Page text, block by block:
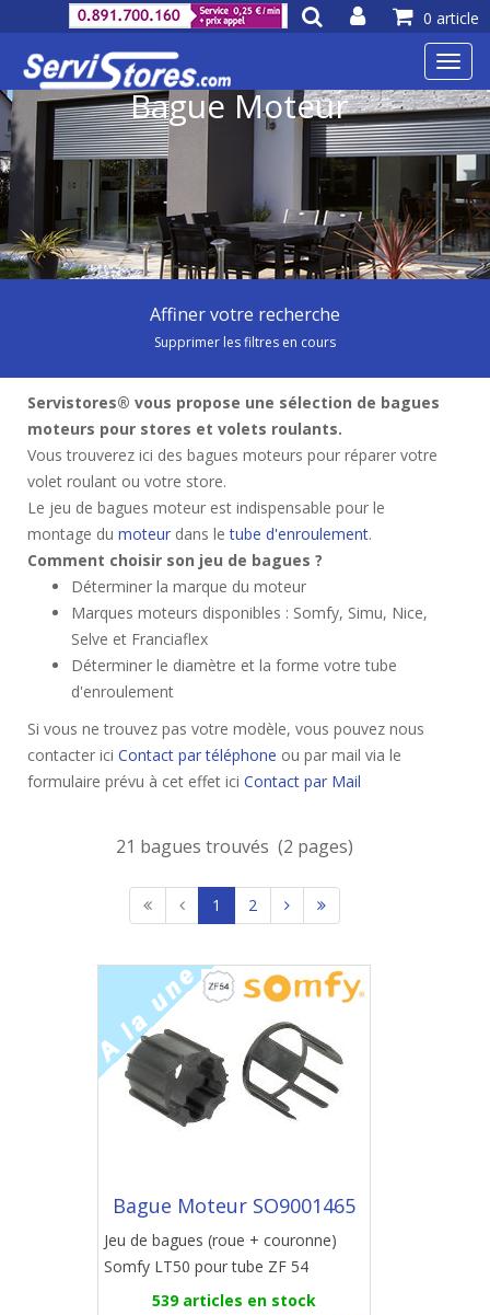
0 article
Bague Moteur
Affiner votre recherche
Supprimer les filtres en cours
Servistores® vous propose une sélection de bagues
moteurs pour stores et volets roulants.
Vous trouverez ici des bagues moteurs pour réparer votre
volet roulant ou votre store.
Le jeu de bagues moteur est indispensable pour le
montage du moteur dans letube d'enroulement.
Comment choisir son jeu de bagues ?
Déterminer la marque du moteur
Marques moteurs disponibles : Somfy, Simu, Nice,
Selve et Franciaflex
Déterminer le diamètre et la forme votre tube
d'enroulement
Si vous ne trouvez pas votre modèle, vous pouvez nous
contacter ici Contact par téléphone ou par mail via le
formulaire prévu à cet effet ici Contact par Mail
21 bagues trouvés (2 pages)
1 2
Bague Moteur SO9001465
Jeu de bagues (roue + couronne)
Somfy LT50 pour tube ZF 54
539 articles en stock